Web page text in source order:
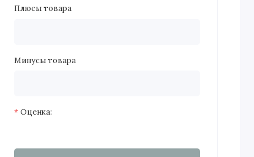
Плюсы товара
Минусы товара
Оценка: